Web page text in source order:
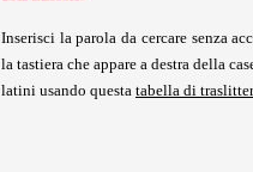
Inserisci la parola da cercare senza
la tastiera che appare a destra della
latini usando questa tabella di